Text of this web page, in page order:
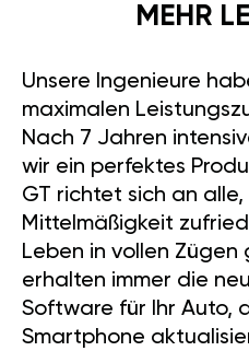
MEHR
Unsere Ingenieure
maximalen
Nach 7 Jahren
wir ein perfektes
GT richtet sich an
Mittelmäßigkeit
Leben in vollen Zügen
erhalten immer die
Software für Ihr Auto,
Smartphone